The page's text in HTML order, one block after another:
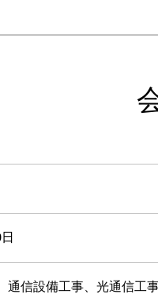
通信設備工事、光通信工